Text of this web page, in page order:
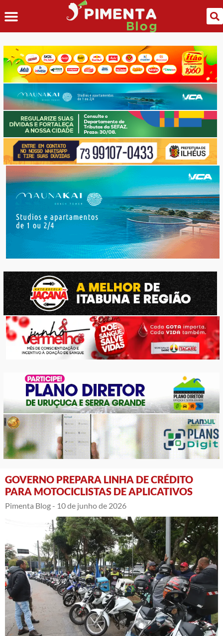
GOVERNO PREPARA LINHA DE CRÉDITO
PARA MOTOCICLISTAS DE APLICATIVOS
Pimenta Blog - 10 de junho de 2026